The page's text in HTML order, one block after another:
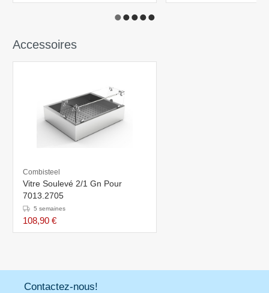
Accessoires
Combisteel
Vitre Soulevé 2/1 Gn Pour
7013.2705
5 semaines
108,90 €
Contactez-nous!